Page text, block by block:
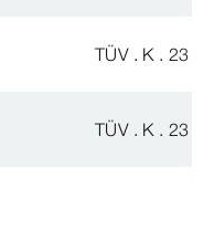
TÜV . K . 23 -
TÜV . K . 23 -